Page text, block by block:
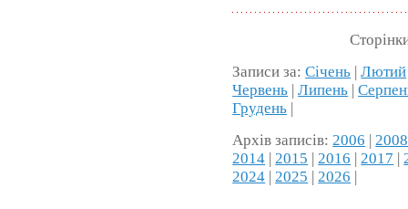
Записи за:Січень |Лютий
Червень |Липень |
Грудень |
Архів записів: 2006 | 2008
2014 | 2015 | 2016 | 2017 |
2024 | 2025 | 2026 |